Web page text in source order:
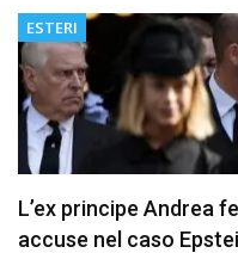
ESTERI
L’ex principe Andrea
accuse nel caso